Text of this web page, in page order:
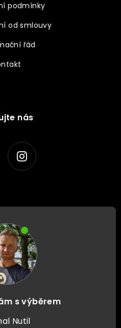
podmínky
od smlouvy
řád
nás
s výběrem
Nutil